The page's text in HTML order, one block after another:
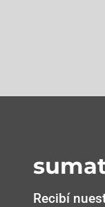
Recibí